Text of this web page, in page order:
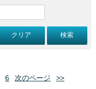
6 次のページ >>